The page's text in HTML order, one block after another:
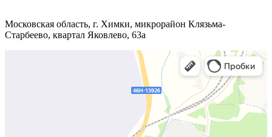
Московская область, г. Химки, микрорайон Клязьма-
Старбеево, квартал Яковлево, 63а